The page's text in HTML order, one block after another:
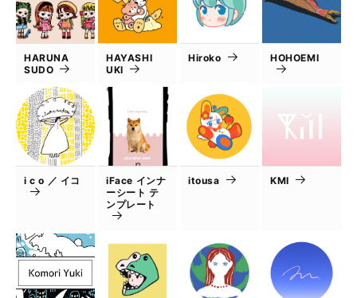
HARUNA
SUDO
HAYASHI
UKI
Hiroko HOHOEMI
i c o ／ イコ
iFace インナ
ーシート テ
ンプレート
itousa KMI